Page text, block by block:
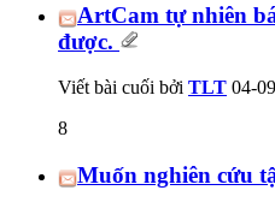
ArtCam tự nhiên
được.
Viết bài cuối bởi TLT 04-
8
Muốn nghiên cứu